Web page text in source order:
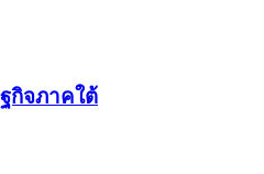
กิจภาคใต้